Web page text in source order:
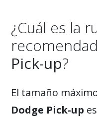
¿Cuál es la
Pick-up?
El tamaño
Dodge Pick-up